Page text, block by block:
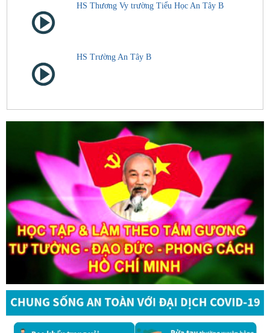
HS Thương Vy trường Tiểu Học An Tây B
HS Trường An Tây B